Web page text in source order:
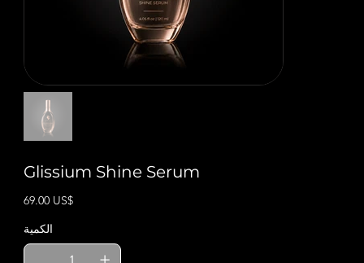
Glissium Shine Serum
السعر
‏69.00 US$
الكمية